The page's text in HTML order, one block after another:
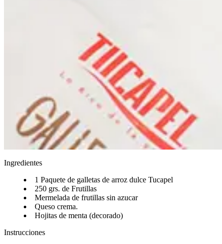
Ingredientes
1 Paquete de galletas de arroz dulce Tucapel​​​​‌ ‍ ​‍​‍‌‍ ‌ ​‍‌‍‍‌‌‍‌ ‌‍‍‌‌‍ ‍​‍​‍​ ‍‍​‍​‍‌ ​ ‌‍​‌‌‍ ‍‌‍‍‌‌ ‌​‌ ‍‌​‍ ‍‌‍‍‌‌‍ ​‍​‍​‍ ​​‍​‍‌‍‍​‌ ​‍‌‍‌‌‌‍‌‍​‍​‍​ ‍‍​‍​‍‌‍‍​‌ ‌​‌ ‌​‌ ​​‌ ​ ​ ‍‍​‍ ​‍ ‌ ‌​‌ ‌‌‌‍​ ‌‍​‌‌ ​​‌‍‌‌‌‍ ​​‍ ‍‌ ​ ‌‍​‌‌‍ ‍‌‍‍‌‌ ‌​‌ ‍‌​‍ ‍‌ ​ ‌ ‌​‌ ‌‌‌‍‌​‌‍‍‌‌‍ ​‍ ‌‍‍‌‌‍ ‍‌ ‌​‌‍‌‌‌‍ ‍‌ ‌​​‍ ‌‍‌‌‌‍‌​‌‍‍‌‌ ‌​​‍ ‌‍ ‌‌‍ ‌‍‌​‌‍‌‌​ ‌‌ ​​‌ ​‍‌‍‌‌‌ ​ ‌‍‌‌‌‍ ‍‌ ‌​‌‍​‌‌ ‌​‌‍‍‌‌‍ ‌‍ ‍​ ‍ ‌‍‍‌‌‍‌​​ ‌‌ ​‍‌‍‌‌‌‍​ ‌‍‍‌‌ ​​‌‍‌‌​‍ ‌​ ‌ ​ ‍​​ ‍​​ ‌​​ ‍ ‌ ‌​‌ ‍‌‌ ​​‌‍‌‌​ ‌‌ ​‍‌‍‌‌‌‍​ ‌‍‍‌‌ ​​‌‍‌‌​ ‍ ‌ ​​‌‍​‌‌ ‌​‌‍‍​​ ‌‌‍‍‌‌‍ ‍‌‍‌ ‌ ​‍‌‍‌‌‌‍‌​‌‍‍‌‌‍‌‌‌‍ ‍‌ ‌​‌ ​ ​‍‌‌​ ‌‌‌​​‍‌‌ ‌‍‍ ‌‍‌‌‌ ‍‌​‍‌‌​ ​ ‌​‌​​‍‌‌​ ​ ‌​‌​​‍‌‌​ ​‍​ ​‍​ ​​​ ​‌​ ‌‍​ ‌‍‌‍‌​‌‍‌‍​ ​‌​ ‍‌​ ‍‌​ ‌​​ ​‌​ ‍​​‍‌‌​ ​‍​ ​‍​‍‌‌​ ‌‌‌​‌​​‍ ‍‌‍​ ‌‍‍​‌‍‍‌‌‍ ​‌‍‌​‌ ​‍‌‍‌‌‌‍ ‍​‍‌‌​ ‌‌‌​​‍‌‌ ‌‍‍ ‌‍‌‌‌ ‍‌​‍‌‌​ ​ ‌​‌​​‍‌‌​ ​ ‌​‌​​‍‌‌​ ​‍​ ​‍​ ‌​​ ‍‌‌‍​ ​ ‌‌‌‍‌​​ ​‍​ ​‍​ ‍​​ ‌ ‌‍​‍​ ‍‌‌‍​‍​‍‌‌​ ​‍​ ​‍​‍‌‌​ ‌‌‌​‌​​‍ ‍‌ ‌​‌‍‌‌‌ ‍​‌ ‌​​ ‌‍​‍‌‍​‌‌ ​ ‌‍‌‌‌‌‌‌‌ ​‍‌‍ ​​ ‌‌‍‍​‌ ‌​‌ ‌​‌ ​​‌ ​ ​‍‌‌​ ​ ‌​​‌​‍‌‌​ ​‍‌​‌‍​‍‌‌​ ​‍‌​‌‍‌ ‌​‌ ‌‌‌‍​ ‌‍​‌‌ ​​‌‍‌‌‌‍ ​​‍ ‍‌ ​ ‌‍​‌‌‍ ‍‌‍‍‌‌ ‌​‌ ‍‌​‍ ‍‌ ​ ‌ ‌​‌ ‌‌‌‍‌​‌‍‍‌‌‍ ​‍‌‍‌‍‍‌‌‍‌​​ ‌‌ ​‍‌‍‌‌‌‍​ ‌‍‍‌‌ ​​‌‍‌‌​‍ ‌​ ‌ ​ ‍​​ ‍​​ ‌​​‍‌‍‌ ‌​‌ ‍‌‌ ​​‌‍‌‌​ ‌‌ ​‍‌‍‌‌‌‍​ ‌‍‍‌‌ ​​‌‍‌‌​‍‌‍‌ ​​‌‍​‌‌ ‌​‌‍‍​​ ‌‌‍‍‌‌‍ ‍‌‍‌ ‌ ​‍‌‍‌‌‌‍‌​‌‍‍‌‌‍‌‌‌‍ ‍‌ ‌​‌ ​ ​‍‌‌​ ‌‌‌​​‍‌‌ ‌‍‍ ‌‍‌‌‌ ‍‌​‍‌‌​ ​ ‌​‌​​‍‌‌​ ​ ‌​‌​​‍‌‌​ ​‍​ ​‍​ ​​​ ​‌​ ‌‍​ ‌‍‌‍‌​‌‍‌‍​ ​‌​ ‍‌​ ‍‌​ ‌​​ ​‌​ ‍​​‍‌‌​ ​‍​ ​‍​‍‌‌​ ‌‌‌​‌​​‍ ‍‌‍​ ‌‍‍​‌‍‍‌‌‍ ​‌‍‌​‌ ​‍‌‍‌‌‌‍ ‍​‍‌‌​ ‌‌‌​​‍‌‌ ‌‍‍ ‌‍‌‌‌ ‍‌​‍‌‌​ ​ ‌​‌​​‍‌‌​ ​ ‌​‌​​‍‌‌​ ​‍​ ​‍​ ‌​​ ‍‌‌‍​ ​ ‌‌‌‍‌​​ ​‍​ ​‍​ ‍​​ ‌ ‌‍​‍​ ‍‌‌‍​‍​‍‌‌​ ​‍​ ​‍​‍‌‌​ ‌‌‌​‌​​‍ ‍‌ ‌​‌‍‌‌‌ ‍​‌ ‌​​‍‌‍‌ ​​‌‍‌‌‌ ​‍‌ ​ ‌ ​​‌‍‌‌‌‍​ ‌ ‌​‌‍‍‌‌ ‌‍‌‍‌‌​ ‌‌ ​​‌ ‌‌‌‍​‍‌‍ ​‌‍‍‌‌ ​ ‌‍‍​‌‍‌‌‌‍‌​​‍​‍‌ ‌
250 grs. de Frutillas​​​​‌ ‍ ​‍​‍‌‍ ‌ ​‍‌‍‍‌‌‍‌ ‌‍‍‌‌‍ ‍​‍​‍​ ‍‍​‍​‍‌ ​ ‌‍​‌‌‍ ‍‌‍‍‌‌ ‌​‌ ‍‌​‍ ‍‌‍‍‌‌‍ ​‍​‍​‍ ​​‍​‍‌‍‍​‌ ​‍‌‍‌‌‌‍‌‍​‍​‍​ ‍‍​‍​‍‌‍‍​‌ ‌​‌ ‌​‌ ​​‌ ​ ​ ‍‍​‍ ​‍ ‌ ‌​‌ ‌‌‌‍​ ‌‍​‌‌ ​​‌‍‌‌‌‍ ​​‍ ‍‌ ​ ‌‍​‌‌‍ ‍‌‍‍‌‌ ‌​‌ ‍‌​‍ ‍‌ ​ ‌ ‌​‌ ‌‌‌‍‌​‌‍‍‌‌‍ ​‍ ‌‍‍‌‌‍ ‍‌ ‌​‌‍‌‌‌‍ ‍‌ ‌​​‍ ‌‍‌‌‌‍‌​‌‍‍‌‌ ‌​​‍ ‌‍ ‌‌‍ ‌‍‌​‌‍‌‌​ ‌‌ ​​‌ ​‍‌‍‌‌‌ ​ ‌‍‌‌‌‍ ‍‌ ‌​‌‍​‌‌ ‌​‌‍‍‌‌‍ ‌‍ ‍​ ‍ ‌‍‍‌‌‍‌​​ ‌‌ ​‍‌‍‌‌‌‍​ ‌‍‍‌‌ ​​‌‍‌‌​‍ ‌​ ‌ ​ ‍​​ ‍​​ ‌​​ ‍ ‌ ‌​‌ ‍‌‌ ​​‌‍‌‌​ ‌‌ ​‍‌‍‌‌‌‍​ ‌‍‍‌‌ ​​‌‍‌‌​ ‍ ‌ ​​‌‍​‌‌ ‌​‌‍‍​​ ‌‌‍‍‌‌‍ ‍‌‍‌ ‌ ​‍‌‍‌‌‌‍‌​‌‍‍‌‌‍‌‌‌‍ ‍‌ ‌​‌ ​ ​‍‌‌​ ‌‌‌​​‍‌‌ ‌‍‍ ‌‍‌‌‌ ‍‌​‍‌‌​ ​ ‌​‌​​‍‌‌​ ​ ‌​‌​​‍‌‌​ ​‍​ ​‍​ ‌‌‌‍​‌‌‍​‍‌‍​ ‌‍‌‌​ ​‌​ ​‌​ ​‌‌‍‌‍​ ​‌​ ​​‌‍​‌​‍‌‌​ ​‍​ ​‍​‍‌‌​ ‌‌‌​‌​​‍ ‍‌‍​ ‌‍‍​‌‍‍‌‌‍ ​‌‍‌​‌ ​‍‌‍‌‌‌‍ ‍​‍‌‌​ ‌‌‌​​‍‌‌ ‌‍‍ ‌‍‌‌‌ ‍‌​‍‌‌​ ​ ‌​‌​​‍‌‌​ ​ ‌​‌​​‍‌‌​ ​‍​ ​‍‌‍​‌‌‍​ ​ ‍​​ ‌‍​ ​‍‌‍‌​‌‍​‌​ ‌​​ ‌​​ ‌​‌‍‌​‌‍‌‍​‍‌‌​ ​‍​ ​‍​‍‌‌​ ‌‌‌​‌​​‍ ‍‌ ‌​‌‍‌‌‌ ‍​‌ ‌​​ ‌‍​‍‌‍​‌‌ ​ ‌‍‌‌‌‌‌‌‌ ​‍‌‍ ​​ ‌‌‍‍​‌ ‌​‌ ‌​‌ ​​‌ ​ ​‍‌‌​ ​ ‌​​‌​‍‌‌​ ​‍‌​‌‍​‍‌‌​ ​‍‌​‌‍‌ ‌​‌ ‌‌‌‍​ ‌‍​‌‌ ​​‌‍‌‌‌‍ ​​‍ ‍‌ ​ ‌‍​‌‌‍ ‍‌‍‍‌‌ ‌​‌ ‍‌​‍ ‍‌ ​ ‌ ‌​‌ ‌‌‌‍‌​‌‍‍‌‌‍ ​‍‌‍‌‍‍‌‌‍‌​​ ‌‌ ​‍‌‍‌‌‌‍​ ‌‍‍‌‌ ​​‌‍‌‌​‍ ‌​ ‌ ​ ‍​​ ‍​​ ‌​​‍‌‍‌ ‌​‌ ‍‌‌ ​​‌‍‌‌​ ‌‌ ​‍‌‍‌‌‌‍​ ‌‍‍‌‌ ​​‌‍‌‌​‍‌‍‌ ​​‌‍​‌‌ ‌​‌‍‍​​ ‌‌‍‍‌‌‍ ‍‌‍‌ ‌ ​‍‌‍‌‌‌‍‌​‌‍‍‌‌‍‌‌‌‍ ‍‌ ‌​‌ ​ ​‍‌‌​ ‌‌‌​​‍‌‌ ‌‍‍ ‌‍‌‌‌ ‍‌​‍‌‌​ ​ ‌​‌​​‍‌‌​ ​ ‌​‌​​‍‌‌​ ​‍​ ​‍​ ‌‌‌‍​‌‌‍​‍‌‍​ ‌‍‌‌​ ​‌​ ​‌​ ​‌‌‍‌‍​ ​‌​ ​​‌‍​‌​‍‌‌​ ​‍​ ​‍​‍‌‌​ ‌‌‌​‌​​‍ ‍‌‍​ ‌‍‍​‌‍‍‌‌‍ ​‌‍‌​‌ ​‍‌‍‌‌‌‍ ‍​‍‌‌​ ‌‌‌​​‍‌‌ ‌‍‍ ‌‍‌‌‌ ‍‌​‍‌‌​ ​ ‌​‌​​‍‌‌​ ​ ‌​‌​​‍‌‌​ ​‍​ ​‍‌‍​‌‌‍​ ​ ‍​​ ‌‍​ ​‍‌‍‌​‌‍​‌​ ‌​​ ‌​​ ‌​‌‍‌​‌‍‌‍​‍‌‌​ ​‍​ ​‍​‍‌‌​ ‌‌‌​‌​​‍ ‍‌ ‌​‌‍‌‌‌ ‍​‌ ‌​​‍‌‍‌ ​​‌‍‌‌‌ ​‍‌ ​ ‌ ​​‌‍‌‌‌‍​ ‌ ‌​‌‍‍‌‌ ‌‍‌‍‌‌​ ‌‌ ​​‌ ‌‌‌‍​‍‌‍ ​‌‍‍‌‌ ​ ‌‍‍​‌‍‌‌‌‍‌​​‍​‍‌ ‌
Mermelada de frutillas sin azucar​​​​‌ ‍ ​‍​‍‌‍ ‌ ​‍‌‍‍‌‌‍‌ ‌‍‍‌‌‍ ‍​‍​‍​ ‍‍​‍​‍‌ ​ ‌‍​‌‌‍ ‍‌‍‍‌‌ ‌​‌ ‍‌​‍ ‍‌‍‍‌‌‍ ​‍​‍​‍ ​​‍​‍‌‍‍​‌ ​‍‌‍‌‌‌‍‌‍​‍​‍​ ‍‍​‍​‍‌‍‍​‌ ‌​‌ ‌​‌ ​​‌ ​ ​ ‍‍​‍ ​‍ ‌ ‌​‌ ‌‌‌‍​ ‌‍​‌‌ ​​‌‍‌‌‌‍ ​​‍ ‍‌ ​ ‌‍​‌‌‍ ‍‌‍‍‌‌ ‌​‌ ‍‌​‍ ‍‌ ​ ‌ ‌​‌ ‌‌‌‍‌​‌‍‍‌‌‍ ​‍ ‌‍‍‌‌‍ ‍‌ ‌​‌‍‌‌‌‍ ‍‌ ‌​​‍ ‌‍‌‌‌‍‌​‌‍‍‌‌ ‌​​‍ ‌‍ ‌‌‍ ‌‍‌​‌‍‌‌​ ‌‌ ​​‌ ​‍‌‍‌‌‌ ​ ‌‍‌‌‌‍ ‍‌ ‌​‌‍​‌‌ ‌​‌‍‍‌‌‍ ‌‍ ‍​ ‍ ‌‍‍‌‌‍‌​​ ‌‌ ​‍‌‍‌‌‌‍​ ‌‍‍‌‌ ​​‌‍‌‌​‍ ‌​ ‌ ​ ‍​​ ‍​​ ‌​​ ‍ ‌ ‌​‌ ‍‌‌ ​​‌‍‌‌​ ‌‌ ​‍‌‍‌‌‌‍​ ‌‍‍‌‌ ​​‌‍‌‌​ ‍ ‌ ​​‌‍​‌‌ ‌​‌‍‍​​ ‌‌‍‍‌‌‍ ‍‌‍‌ ‌ ​‍‌‍‌‌‌‍‌​‌‍‍‌‌‍‌‌‌‍ ‍‌ ‌​‌ ​ ​‍‌‌​ ‌‌‌​​‍‌‌ ‌‍‍ ‌‍‌‌‌ ‍‌​‍‌‌​ ​ ‌​‌​​‍‌‌​ ​ ‌​‌​​‍‌‌​ ​‍​ ​‍​ ​‌‌‍‌​​ ​​​ ​‍​ ​‍‌‍​ ‌‍​‌​ ‌ ​ ‌‍‌‍‌​​ ‍‌​ ​ ​‍‌‌​ ​‍​ ​‍​‍‌‌​ ‌‌‌​‌​​‍ ‍‌‍​ ‌‍‍​‌‍‍‌‌‍ ​‌‍‌​‌ ​‍‌‍‌‌‌‍ ‍​‍‌‌​ ‌‌‌​​‍‌‌ ‌‍‍ ‌‍‌‌‌ ‍‌​‍‌‌​ ​ ‌​‌​​‍‌‌​ ​ ‌​‌​​‍‌‌​ ​‍​ ​‍‌‍​‌​ ​ ​ ​​‌‍‌​​ ​‍​ ​ ‌‍‌‍‌‍‌‍​ ‌ ​ ​​​ ​‍​ ‌‌​‍‌‌​ ​‍​ ​‍​‍‌‌​ ‌‌‌​‌​​‍ ‍‌ ‌​‌‍‌‌‌ ‍​‌ ‌​​ ‌‍​‍‌‍​‌‌ ​ ‌‍‌‌‌‌‌‌‌ ​‍‌‍ ​​ ‌‌‍‍​‌ ‌​‌ ‌​‌ ​​‌ ​ ​‍‌‌​ ​ ‌​​‌​‍‌‌​ ​‍‌​‌‍​‍‌‌​ ​‍‌​‌‍‌ ‌​‌ ‌‌‌‍​ ‌‍​‌‌ ​​‌‍‌‌‌‍ ​​‍ ‍‌ ​ ‌‍​‌‌‍ ‍‌‍‍‌‌ ‌​‌ ‍‌​‍ ‍‌ ​ ‌ ‌​‌ ‌‌‌‍‌​‌‍‍‌‌‍ ​‍‌‍‌‍‍‌‌‍‌​​ ‌‌ ​‍‌‍‌‌‌‍​ ‌‍‍‌‌ ​​‌‍‌‌​‍ ‌​ ‌ ​ ‍​​ ‍​​ ‌​​‍‌‍‌ ‌​‌ ‍‌‌ ​​‌‍‌‌​ ‌‌ ​‍‌‍‌‌‌‍​ ‌‍‍‌‌ ​​‌‍‌‌​‍‌‍‌ ​​‌‍​‌‌ ‌​‌‍‍​​ ‌‌‍‍‌‌‍ ‍‌‍‌ ‌ ​‍‌‍‌‌‌‍‌​‌‍‍‌‌‍‌‌‌‍ ‍‌ ‌​‌ ​ ​‍‌‌​ ‌‌‌​​‍‌‌ ‌‍‍ ‌‍‌‌‌ ‍‌​‍‌‌​ ​ ‌​‌​​‍‌‌​ ​ ‌​‌​​‍‌‌​ ​‍​ ​‍​ ​‌‌‍‌​​ ​​​ ​‍​ ​‍‌‍​ ‌‍​‌​ ‌ ​ ‌‍‌‍‌​​ ‍‌​ ​ ​‍‌‌​ ​‍​ ​‍​‍‌‌​ ‌‌‌​‌​​‍ ‍‌‍​ ‌‍‍​‌‍‍‌‌‍ ​‌‍‌​‌ ​‍‌‍‌‌‌‍ ‍​‍‌‌​ ‌‌‌​​‍‌‌ ‌‍‍ ‌‍‌‌‌ ‍‌​‍‌‌​ ​ ‌​‌​​‍‌‌​ ​ ‌​‌​​‍‌‌​ ​‍​ ​‍‌‍​‌​ ​ ​ ​​‌‍‌​​ ​‍​ ​ ‌‍‌‍‌‍‌‍​ ‌ ​ ​​​ ​‍​ ‌‌​‍‌‌​ ​‍​ ​‍​‍‌‌​ ‌‌‌​‌​​‍ ‍‌ ‌​‌‍‌‌‌ ‍​‌ ‌​​‍‌‍‌ ​​‌‍‌‌‌ ​‍‌ ​ ‌ ​​‌‍‌‌‌‍​ ‌ ‌​‌‍‍‌‌ ‌‍‌‍‌‌​ ‌‌ ​​‌ ‌‌‌‍​‍‌‍ ​‌‍‍‌‌ ​ ‌‍‍​‌‍‌‌‌‍‌​​‍​‍‌ ‌
Queso crema.​​​​‌ ‍ ​‍​‍‌‍ ‌ ​‍‌‍‍‌‌‍‌ ‌‍‍‌‌‍ ‍​‍​‍​ ‍‍​‍​‍‌ ​ ‌‍​‌‌‍ ‍‌‍‍‌‌ ‌​‌ ‍‌​‍ ‍‌‍‍‌‌‍ ​‍​‍​‍ ​​‍​‍‌‍‍​‌ ​‍‌‍‌‌‌‍‌‍​‍​‍​ ‍‍​‍​‍‌‍‍​‌ ‌​‌ ‌​‌ ​​‌ ​ ​ ‍‍​‍ ​‍ ‌ ‌​‌ ‌‌‌‍​ ‌‍​‌‌ ​​‌‍‌‌‌‍ ​​‍ ‍‌ ​ ‌‍​‌‌‍ ‍‌‍‍‌‌ ‌​‌ ‍‌​‍ ‍‌ ​ ‌ ‌​‌ ‌‌‌‍‌​‌‍‍‌‌‍ ​‍ ‌‍‍‌‌‍ ‍‌ ‌​‌‍‌‌‌‍ ‍‌ ‌​​‍ ‌‍‌‌‌‍‌​‌‍‍‌‌ ‌​​‍ ‌‍ ‌‌‍ ‌‍‌​‌‍‌‌​ ‌‌ ​​‌ ​‍‌‍‌‌‌ ​ ‌‍‌‌‌‍ ‍‌ ‌​‌‍​‌‌ ‌​‌‍‍‌‌‍ ‌‍ ‍​ ‍ ‌‍‍‌‌‍‌​​ ‌‌ ​‍‌‍‌‌‌‍​ ‌‍‍‌‌ ​​‌‍‌‌​‍ ‌​ ‌ ​ ‍​​ ‍​​ ‌​​ ‍ ‌ ‌​‌ ‍‌‌ ​​‌‍‌‌​ ‌‌ ​‍‌‍‌‌‌‍​ ‌‍‍‌‌ ​​‌‍‌‌​ ‍ ‌ ​​‌‍​‌‌ ‌​‌‍‍​​ ‌‌‍‍‌‌‍ ‍‌‍‌ ‌ ​‍‌‍‌‌‌‍‌​‌‍‍‌‌‍‌‌‌‍ ‍‌ ‌​‌ ​ ​‍‌‌​ ‌‌‌​​‍‌‌ ‌‍‍ ‌‍‌‌‌ ‍‌​‍‌‌​ ​ ‌​‌​​‍‌‌​ ​ ‌​‌​​‍‌‌​ ​‍​ ​‍​ ‍​‌‍​‌​ ‌​​ ‍‌‌‍​‌​ ‍‌​ ‌ ‌‍​‌​ ​‍‌‍‌‍​ ​‍‌‍​‌​‍‌‌​ ​‍​ ​‍​‍‌‌​ ‌‌‌​‌​​‍ ‍‌‍​ ‌‍‍​‌‍‍‌‌‍ ​‌‍‌​‌ ​‍‌‍‌‌‌‍ ‍​‍‌‌​ ‌‌‌​​‍‌‌ ‌‍‍ ‌‍‌‌‌ ‍‌​‍‌‌​ ​ ‌​‌​​‍‌‌​ ​ ‌​‌​​‍‌‌​ ​‍​ ​‍​ ‌‌​ ​‍‌‍‌‌​ ​ ​ ‌‌​ ​‍​ ​​​ ​​​ ‍‌​ ​ ​ ​‌‌‍​ ​‍‌‌​ ​‍​ ​‍​‍‌‌​ ‌‌‌​‌​​‍ ‍‌ ‌​‌‍‌‌‌ ‍​‌ ‌​​ ‌‍​‍‌‍​‌‌ ​ ‌‍‌‌‌‌‌‌‌ ​‍‌‍ ​​ ‌‌‍‍​‌ ‌​‌ ‌​‌ ​​‌ ​ ​‍‌‌​ ​ ‌​​‌​‍‌‌​ ​‍‌​‌‍​‍‌‌​ ​‍‌​‌‍‌ ‌​‌ ‌‌‌‍​ ‌‍​‌‌ ​​‌‍‌‌‌‍ ​​‍ ‍‌ ​ ‌‍​‌‌‍ ‍‌‍‍‌‌ ‌​‌ ‍‌​‍ ‍‌ ​ ‌ ‌​‌ ‌‌‌‍‌​‌‍‍‌‌‍ ​‍‌‍‌‍‍‌‌‍‌​​ ‌‌ ​‍‌‍‌‌‌‍​ ‌‍‍‌‌ ​​‌‍‌‌​‍ ‌​ ‌ ​ ‍​​ ‍​​ ‌​​‍‌‍‌ ‌​‌ ‍‌‌ ​​‌‍‌‌​ ‌‌ ​‍‌‍‌‌‌‍​ ‌‍‍‌‌ ​​‌‍‌‌​‍‌‍‌ ​​‌‍​‌‌ ‌​‌‍‍​​ ‌‌‍‍‌‌‍ ‍‌‍‌ ‌ ​‍‌‍‌‌‌‍‌​‌‍‍‌‌‍‌‌‌‍ ‍‌ ‌​‌ ​ ​‍‌‌​ ‌‌‌​​‍‌‌ ‌‍‍ ‌‍‌‌‌ ‍‌​‍‌‌​ ​ ‌​‌​​‍‌‌​ ​ ‌​‌​​‍‌‌​ ​‍​ ​‍​ ‍​‌‍​‌​ ‌​​ ‍‌‌‍​‌​ ‍‌​ ‌ ‌‍​‌​ ​‍‌‍‌‍​ ​‍‌‍​‌​‍‌‌​ ​‍​ ​‍​‍‌‌​ ‌‌‌​‌​​‍ ‍‌‍​ ‌‍‍​‌‍‍‌‌‍ ​‌‍‌​‌ ​‍‌‍‌‌‌‍ ‍​‍‌‌​ ‌‌‌​​‍‌‌ ‌‍‍ ‌‍‌‌‌ ‍‌​‍‌‌​ ​ ‌​‌​​‍‌‌​ ​ ‌​‌​​‍‌‌​ ​‍​ ​‍​ ‌‌​ ​‍‌‍‌‌​ ​ ​ ‌‌​ ​‍​ ​​​ ​​​ ‍‌​ ​ ​ ​‌‌‍​ ​‍‌‌​ ​‍​ ​‍​‍‌‌​ ‌‌‌​‌​​‍ ‍‌ ‌​‌‍‌‌‌ ‍​‌ ‌​​‍‌‍‌ ​​‌‍‌‌‌ ​‍‌ ​ ‌ ​​‌‍‌‌‌‍​ ‌ ‌​‌‍‍‌‌ ‌‍‌‍‌‌​ ‌‌ ​​‌ ‌‌‌‍​‍‌‍ ​‌‍‍‌‌ ​ ‌‍‍​‌‍‌‌‌‍‌​​‍​‍‌ ‌
Hojitas de menta (decorado)​​​​‌ ‍ ​‍​‍‌‍ ‌ ​‍‌‍‍‌‌‍‌ ‌‍‍‌‌‍ ‍​‍​‍​ ‍‍​‍​‍‌ ​ ‌‍​‌‌‍ ‍‌‍‍‌‌ ‌​‌ ‍‌​‍ ‍‌‍‍‌‌‍ ​‍​‍​‍ ​​‍​‍‌‍‍​‌ ​‍‌‍‌‌‌‍‌‍​‍​‍​ ‍‍​‍​‍‌‍‍​‌ ‌​‌ ‌​‌ ​​‌ ​ ​ ‍‍​‍ ​‍ ‌ ‌​‌ ‌‌‌‍​ ‌‍​‌‌ ​​‌‍‌‌‌‍ ​​‍ ‍‌ ​ ‌‍​‌‌‍ ‍‌‍‍‌‌ ‌​‌ ‍‌​‍ ‍‌ ​ ‌ ‌​‌ ‌‌‌‍‌​‌‍‍‌‌‍ ​‍ ‌‍‍‌‌‍ ‍‌ ‌​‌‍‌‌‌‍ ‍‌ ‌​​‍ ‌‍‌‌‌‍‌​‌‍‍‌‌ ‌​​‍ ‌‍ ‌‌‍ ‌‍‌​‌‍‌‌​ ‌‌ ​​‌ ​‍‌‍‌‌‌ ​ ‌‍‌‌‌‍ ‍‌ ‌​‌‍​‌‌ ‌​‌‍‍‌‌‍ ‌‍ ‍​ ‍ ‌‍‍‌‌‍‌​​ ‌‌ ​‍‌‍‌‌‌‍​ ‌‍‍‌‌ ​​‌‍‌‌​‍ ‌​ ‌ ​ ‍​​ ‍​​ ‌​​ ‍ ‌ ‌​‌ ‍‌‌ ​​‌‍‌‌​ ‌‌ ​‍‌‍‌‌‌‍​ ‌‍‍‌‌ ​​‌‍‌‌​ ‍ ‌ ​​‌‍​‌‌ ‌​‌‍‍​​ ‌‌‍‍‌‌‍ ‍‌‍‌ ‌ ​‍‌‍‌‌‌‍‌​‌‍‍‌‌‍‌‌‌‍ ‍‌ ‌​‌ ​ ​‍‌‌​ ‌‌‌​​‍‌‌ ‌‍‍ ‌‍‌‌‌ ‍‌​‍‌‌​ ​ ‌​‌​​‍‌‌​ ​ ‌​‌​​‍‌‌​ ​‍​ ​‍‌‍​ ​ ​‍‌‍​ ‌‍​ ​ ​‌​ ​ ‌‍‌​​ ‌‌‌‍‌‍‌‍​‌​ ‌‍‌‍‌‍​‍‌‌​ ​‍​ ​‍​‍‌‌​ ‌‌‌​‌​​‍ ‍‌‍​ ‌‍‍​‌‍‍‌‌‍ ​‌‍‌​‌ ​‍‌‍‌‌‌‍ ‍​‍‌‌​ ‌‌‌​​‍‌‌ ‌‍‍ ‌‍‌‌‌ ‍‌​‍‌‌​ ​ ‌​‌​​‍‌‌​ ​ ‌​‌​​‍‌‌​ ​‍​ ​‍‌‍​‌‌‍​ ​ ‌​​ ‌​​ ​ ​ ​​​ ​‌‌‍‌‌‌‍​‌‌‍​ ‌‍​‍​ ‌‍​‍‌‌​ ​‍​ ​‍​‍‌‌​ ‌‌‌​‌​​‍ ‍‌ ‌​‌‍‌‌‌ ‍​‌ ‌​​ ‌‍​‍‌‍​‌‌ ​ ‌‍‌‌‌‌‌‌‌ ​‍‌‍ ​​ ‌‌‍‍​‌ ‌​‌ ‌​‌ ​​‌ ​ ​‍‌‌​ ​ ‌​​‌​‍‌‌​ ​‍‌​‌‍​‍‌‌​ ​‍‌​‌‍‌ ‌​‌ ‌‌‌‍​ ‌‍​‌‌ ​​‌‍‌‌‌‍ ​​‍ ‍‌ ​ ‌‍​‌‌‍ ‍‌‍‍‌‌ ‌​‌ ‍‌​‍ ‍‌ ​ ‌ ‌​‌ ‌‌‌‍‌​‌‍‍‌‌‍ ​‍‌‍‌‍‍‌‌‍‌​​ ‌‌ ​‍‌‍‌‌‌‍​ ‌‍‍‌‌ ​​‌‍‌‌​‍ ‌​ ‌ ​ ‍​​ ‍​​ ‌​​‍‌‍‌ ‌​‌ ‍‌‌ ​​‌‍‌‌​ ‌‌ ​‍‌‍‌‌‌‍​ ‌‍‍‌‌ ​​‌‍‌‌​‍‌‍‌ ​​‌‍​‌‌ ‌​‌‍‍​​ ‌‌‍‍‌‌‍ ‍‌‍‌ ‌ ​‍‌‍‌‌‌‍‌​‌‍‍‌‌‍‌‌‌‍ ‍‌ ‌​‌ ​ ​‍‌‌​ ‌‌‌​​‍‌‌ ‌‍‍ ‌‍‌‌‌ ‍‌​‍‌‌​ ​ ‌​‌​​‍‌‌​ ​ ‌​‌​​‍‌‌​ ​‍​ ​‍‌‍​ ​ ​‍‌‍​ ‌‍​ ​ ​‌​ ​ ‌‍‌​​ ‌‌‌‍‌‍‌‍​‌​ ‌‍‌‍‌‍​‍‌‌​ ​‍​ ​‍​‍‌‌​ ‌‌‌​‌​​‍ ‍‌‍​ ‌‍‍​‌‍‍‌‌‍ ​‌‍‌​‌ ​‍‌‍‌‌‌‍ ‍​‍‌‌​ ‌‌‌​​‍‌‌ ‌‍‍ ‌‍‌‌‌ ‍‌​‍‌‌​ ​ ‌​‌​​‍‌‌​ ​ ‌​‌​​‍‌‌​ ​‍​ ​‍‌‍​‌‌‍​ ​ ‌​​ ‌​​ ​ ​ ​​​ ​‌‌‍‌‌‌‍​‌‌‍​ ‌‍​‍​ ‌‍​‍‌‌​ ​‍​ ​‍​‍‌‌​ ‌‌‌​‌​​‍ ‍‌ ‌​‌‍‌‌‌ ‍​‌ ‌​​‍‌‍‌ ​​‌‍‌‌‌ ​‍‌ ​ ‌ ​​‌‍‌‌‌‍​ ‌ ‌​‌‍‍‌‌ ‌‍‌‍‌‌​ ‌‌ ​​‌ ‌‌‌‍​‍‌‍ ​‌‍‍‌‌ ​ ‌‍‍​‌‍‌‌‌‍‌​​‍​‍‌ ‌
Instrucciones